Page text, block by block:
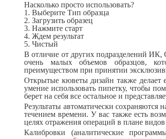
Насколько просто использовать?
1. Выберите Тип образца
2. Загрузить образец
3. Нажмите старт
4. Ждем результат
5. Чистый
В отличие от других подразделений ИК,
очень малых объемов образцов,
преимуществом при принятии
Открытые кюветы дизайн также делает
умение использовать пипетку, чтобы
берет на себя все остальное и
Результаты автоматически
течением времени. У вас также есть
целях отражения операций в плане
Калибровки (аналитические